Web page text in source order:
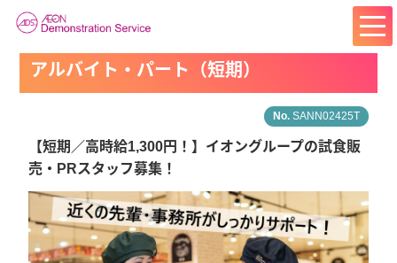
アルバイト・パート（短期）
SANN02425T
【短期／高時給1,300円！】イオングループの試食販
売・PRスタッフ募集！